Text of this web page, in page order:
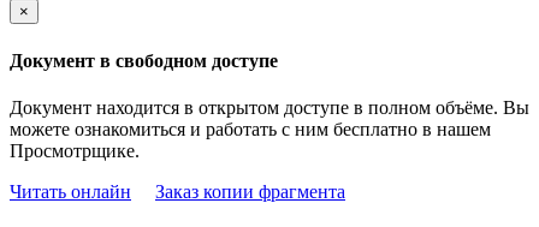
×
Документ в свободном доступе
Документ находится в открытом доступе в полном объёме. Вы
можете ознакомиться и работать с ним бесплатно в нашем
Просмотрщике.
Читать онлайн
Заказ копии фрагмента